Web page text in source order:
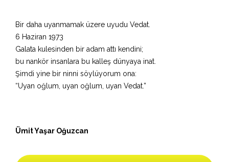
Bir daha uyanmamak üzere uyudu Vedat.
6 Haziran 1973
Galata kulesinden bir adam attı kendini;
bu nankör insanlara bu kalleş dünyaya inat.
Şimdi yine bir ninni söylüyorum ona:
“Uyan oğlum, uyan oğlum, uyan Vedat.”
Ümit Yaşar Oğuzcan